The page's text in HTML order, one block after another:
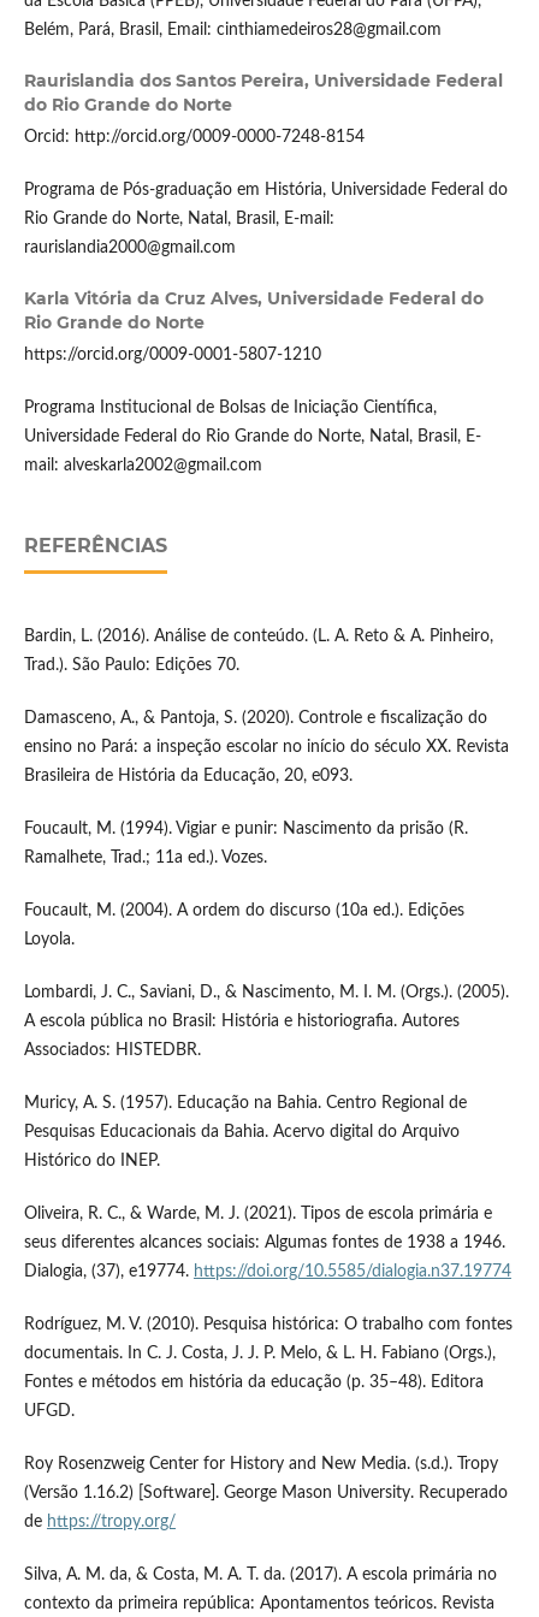
Belém, Pará, Brasil, Email: cinthiamedeiros28@gmail.com
Raurislandia dos Santos Pereira, Universidade Federal
do Rio Grande do Norte
Orcid: http://orcid.org/0009-0000-7248-8154
Programa de Pós-graduação em História, Universidade Federal do
Rio Grande do Norte, Natal, Brasil, E-mail:
raurislandia2000@gmail.com
Karla Vitória da Cruz Alves, Universidade Federal do
Rio Grande do Norte
https://orcid.org/0009-0001-5807-1210
Programa Institucional de Bolsas de Iniciação Científica,
Universidade Federal do Rio Grande do Norte, Natal, Brasil, E-
mail: alveskarla2002@gmail.com
REFERÊNCIAS
Bardin, L. (2016). Análise de conteúdo. (L. A. Reto & A. Pinheiro,
Trad.). São Paulo: Edições 70.
Damasceno, A., & Pantoja, S. (2020). Controle e fiscalização do
ensino no Pará: a inspeção escolar no início do século XX. Revista
Brasileira de História da Educação, 20, e093.
Foucault, M. (1994). Vigiar e punir: Nascimento da prisão (R.
Ramalhete, Trad.; 11a ed.). Vozes.
Foucault, M. (2004). A ordem do discurso (10a ed.). Edições
Loyola.
Lombardi, J. C., Saviani, D., & Nascimento, M. I. M. (Orgs.). (2005).
A escola pública no Brasil: História e historiografia. Autores
Associados: HISTEDBR.
Muricy, A. S. (1957). Educação na Bahia. Centro Regional de
Pesquisas Educacionais da Bahia. Acervo digital do Arquivo
Histórico do INEP.
Oliveira, R. C., & Warde, M. J. (2021). Tipos de escola primária e
seus diferentes alcances sociais: Algumas fontes de 1938 a 1946.
Dialogia, (37), e19774. https://doi.org/10.5585/dialogia.n37.19774
Rodríguez, M. V. (2010). Pesquisa histórica: O trabalho com fontes
documentais. In C. J. Costa, J. J. P. Melo, & L. H. Fabiano (Orgs.),
Fontes e métodos em história da educação (p. 35–48). Editora
UFGD.
Roy Rosenzweig Center for History and New Media. (s.d.). Tropy
(Versão 1.16.2) [Software]. George Mason University. Recuperado
de https://tropy.org/
Silva, A. M. da, & Costa, M. A. T. da. (2017). A escola primária no
contexto da primeira república: Apontamentos teóricos. Revista